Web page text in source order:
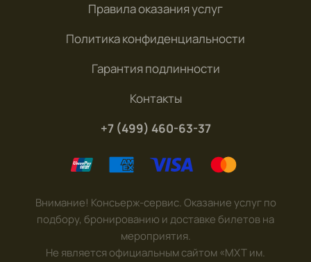
Правила оказания услуг
Политика конфиденциальности
Гарантия подлинности
Контакты
+7 (499) 460-63-37
Внимание! Консьерж-сервис. Оказание услуг по
подбору, бронированию и доставке билетов на
мероприятия.
Не является официальным сайтом «МХТ им.